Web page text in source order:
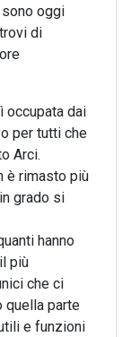
oggi
di
occupata dai
per tutti che
Arci.
è rimasto più
grado si
hanno
più
che ci
quella parte
e funzioni